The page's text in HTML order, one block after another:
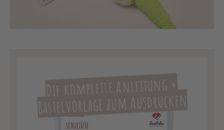
Die komplette Anleitung +
Bastelvorlage zum Ausdrucken